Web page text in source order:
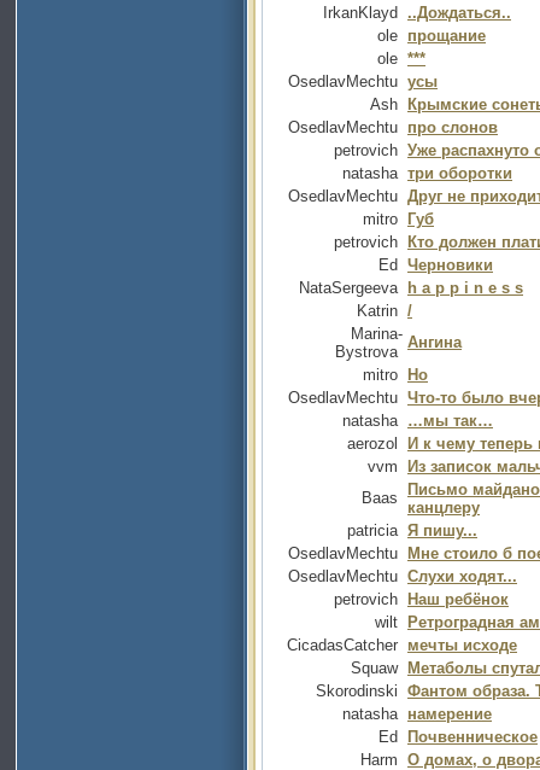
IrkanKlayd
..Дождаться..
ole прощание
ole ***
OsedlavMechtu усы
Ash
Крымские
OsedlavMechtu про слонов
petrovich Уже распахнуто
natasha три оборотки
OsedlavMechtu Друг не
mitro
Губ
petrovich
Кто должен
Ed Черновики
NataSergeeva h a p p i n e s s
Katrin /
Marina-
Bystrova
Ангина
mitro
Но
OsedlavMechtu Что-то было
natasha …мы так…
aerozol
И к чему теперь
vvm
Из записок
Baas
Письмо
канцлеру
patricia Я пишу...
OsedlavMechtu
Мне стоило б
OsedlavMechtu Слухи ходят...
petrovich
Наш ребёнок
wilt
Ретроградная
CicadasCatcher мечты исходе
Squaw Метаболы
Skorodinski Фантом образа.
natasha намерение
Ed
Почвенническое
Harm О домах, о